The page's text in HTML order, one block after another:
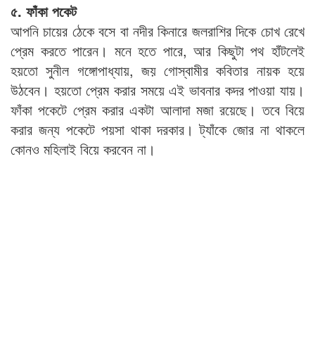
৫. ফাঁকা পকেট​
আপনি চায়ের ঠেকে বসে বা নদীর কিনারে জলরাশির দিকে চোখ রেখে
প্রেম করতে পারেন। মনে হতে পারে, আর কিছুটা পথ হাঁটলেই
হয়তো সুনীল গঙ্গোপাধ্যায়, জয় গোস্বামীর কবিতার নায়ক হয়ে
উঠবেন। হয়তো প্রেম করার সময়ে এই ভাবনার কদর পাওয়া যায়।
ফাঁকা পকেটে প্রেম করার একটা আলাদা মজা রয়েছে। তবে বিয়ে
করার জন্য পকেটে পয়সা থাকা দরকার। ট্যাঁকে জোর না থাকলে
কোনও মহিলাই বিয়ে করবেন না।